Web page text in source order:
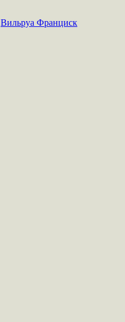
Вильруа Франциск